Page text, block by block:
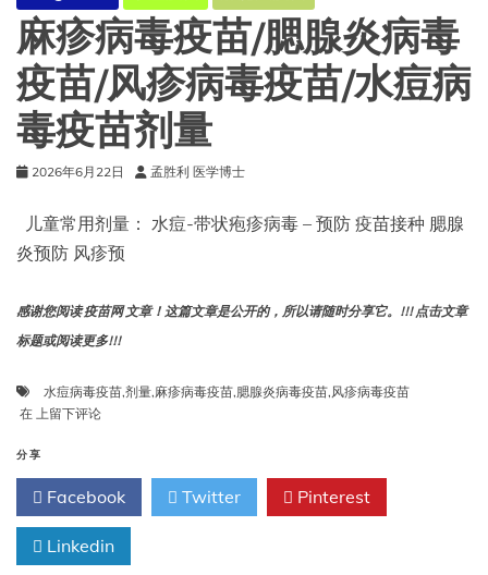
疹
病
毒
疫
苗/
水
痘
病
疫
苗
的
互
作
用
麻疹病毒疫苗/腮腺炎病毒
疫苗/风疹病毒疫苗/水痘病
毒疫苗剂量
2026年6月22日 孟胜利 医学博士
儿童常用剂量： 水痘-带状疱疹病毒 – 预防 疫苗接种 腮腺
炎预防 风疹预
感谢您阅读 疫苗网 文章！这篇文章是公开的，所以请随时分享它。!!! 点击文章
标题或阅读更多!!!
水痘病毒疫苗,剂量,麻疹病毒疫苗,腮腺炎病毒疫苗,风疹病毒疫苗
在 麻
病
毒
疫
苗/
腮
腺
上留下评论
分享
Facebook Twitter Pinterest
Linkedin